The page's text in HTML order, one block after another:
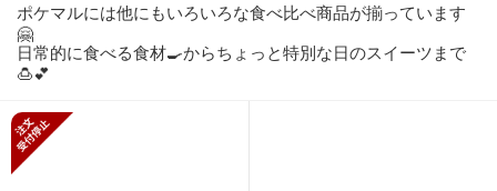
ポケマルには他にもいろいろな食べ比べ商品が揃っています
🤗
日常的に食べる食材🍳からちょっと特別な日のスイーツまで
🍮💕